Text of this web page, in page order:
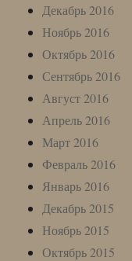
Декабрь 2016
Ноябрь 2016
Октябрь 2016
Сентябрь 2016
Август 2016
Апрель 2016
Март 2016
Февраль 2016
Январь 2016
Декабрь 2015
Ноябрь 2015
Октябрь 2015